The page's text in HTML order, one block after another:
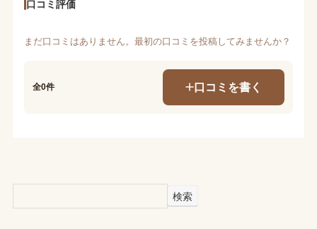
口コミ評価
まだ口コミはありません。最初の口コミを投稿してみませんか？
全0件 口コミを書く
検索